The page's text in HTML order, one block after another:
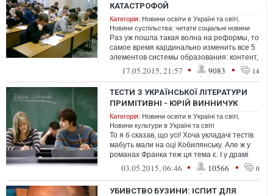
КАТАСТРОФОЙ
Категорія: Новини освіти в Україні та світі
Новини суспільства: читати соціальні новини
Раз уж пошла такая волна на реформы, то
самое время кардинально изменить все 5
элементов системы образования: контент,
технологии, кадры учителей, мон...
17.05.2015, 21:57 • 9083 • 14
ТЕСТИ З УКРАЇНСЬКОЇ ЛІТЕРАТУРИ
ПРИМІТИВНІ - ЮРІЙ ВИННИЧУК
Категорія: Новини освіти в Україні та світі
Новини культури в Україні та світі
То я б сказав, що усі! Хоча укладачі тестів
мабуть мали на оці Кобилянську. Але ж у
романах Франка теж ця тема є. І у драмі
Лесі Українки "Бояриня". І...
03.05.2015, 06:46 • 10566 • 0
УБИВСТВО БУЗИНИ: ІСПИТ ДЛЯ